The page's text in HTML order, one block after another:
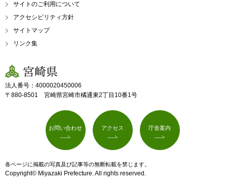
サイトのご利用について
アクセシビリティ方針
サイトマップ
リンク集
宮崎県
法人番号：4000020450006
〒880-8501 宮崎県宮崎市橘通東2丁目10番1号
お問い合わせ アクセス 庁舎案内
各ページに掲載の写真及び記事等の無断転載を禁じます。
Copyright© Miyazaki Prefecture. All rights reserved.